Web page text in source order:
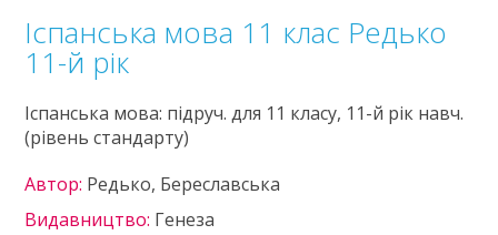
Іспанська мова 11 клас Редько
11-й рік
Іспанська мова: підруч. для 11 класу, 11-й рік навч.
(рівень стандарту)
Автор: Редько, Береславська
Видавництво: Генеза